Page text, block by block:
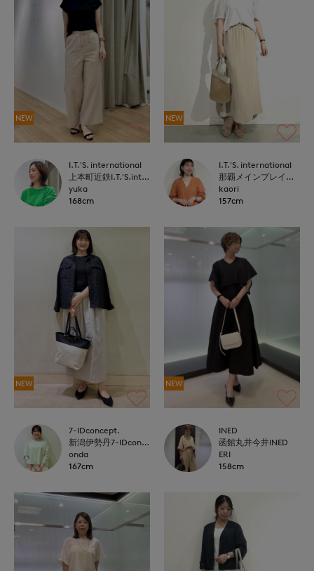
NEW
I.T.'S. international
上本町近鉄I.T.'S.international
yuka
168cm
NEW
I.T.'S. international
那覇メインプレイスI.T.'S.international
kaori
157cm
NEW
7-IDconcept.
新潟伊勢丹7-IDconcept.
onda
167cm
NEW
INED
函館丸井今井INED
ERI
158cm